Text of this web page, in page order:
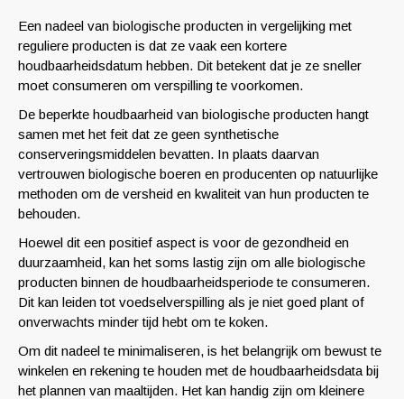
Een nadeel van biologische producten in vergelijking met
reguliere producten is dat ze vaak een kortere
houdbaarheidsdatum hebben. Dit betekent dat je ze sneller
moet consumeren om verspilling te voorkomen.
De beperkte houdbaarheid van biologische producten hangt
samen met het feit dat ze geen synthetische
conserveringsmiddelen bevatten. In plaats daarvan
vertrouwen biologische boeren en producenten op natuurlijke
methoden om de versheid en kwaliteit van hun producten te
behouden.
Hoewel dit een positief aspect is voor de gezondheid en
duurzaamheid, kan het soms lastig zijn om alle biologische
producten binnen de houdbaarheidsperiode te consumeren.
Dit kan leiden tot voedselverspilling als je niet goed plant of
onverwachts minder tijd hebt om te koken.
Om dit nadeel te minimaliseren, is het belangrijk om bewust te
winkelen en rekening te houden met de houdbaarheidsdata bij
het plannen van maaltijden. Het kan handig zijn om kleinere